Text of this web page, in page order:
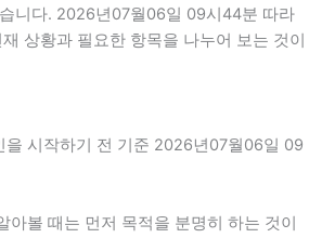
니다. 2026년07월06일 09시44분 따라
상황과 필요한 항목을 나누어 보는 것이
을 시작하기 전 기준 2026년07월06일 09
아볼 때는 먼저 목적을 분명히 하는 것이